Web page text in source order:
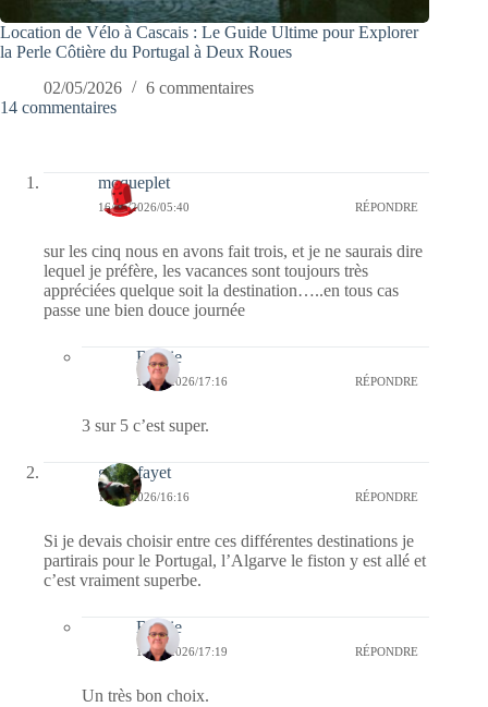
Location de Vélo à Cascais : Le Guide Ultime pour Explorer
la Perle Côtière du Portugal à Deux Roues
02/05/2026
6 commentaires
14 commentaires
moqueplet
16/05/2026/05:40 RÉPONDRE
sur les cinq nous en avons fait trois, et je ne saurais dire
lequel je préfère, les vacances sont toujours très
appréciées quelque soit la destination…..en tous cas
passe une bien douce journée
Bernie
16/05/2026/17:16 RÉPONDRE
3 sur 5 c’est super.
giselefayet
13/05/2026/16:16 RÉPONDRE
Si je devais choisir entre ces différentes destinations je
partirais pour le Portugal, l’Algarve le fiston y est allé et
c’est vraiment superbe.
Bernie
16/05/2026/17:19 RÉPONDRE
Un très bon choix.